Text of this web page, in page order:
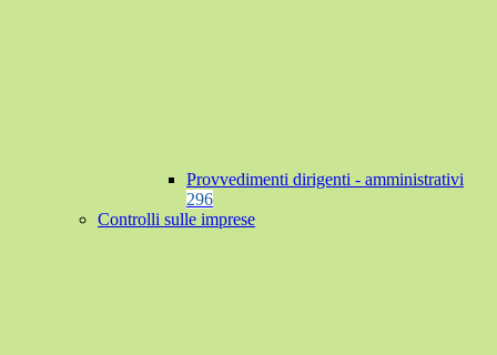
Provvedimenti dirigenti - amministrativi
296
Controlli sulle imprese